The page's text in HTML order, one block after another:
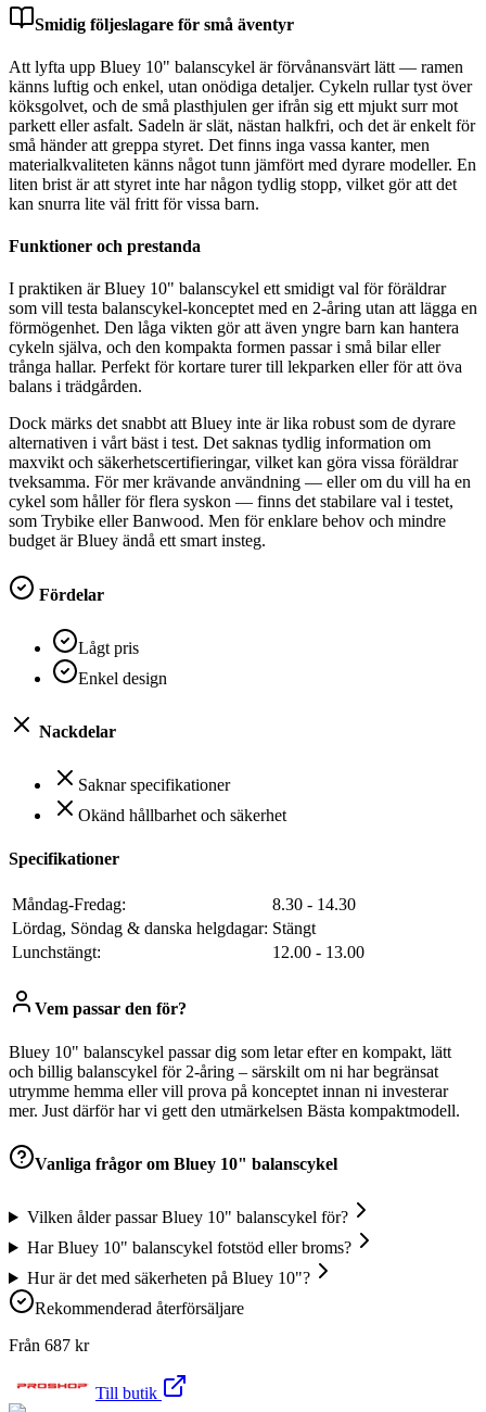
Smidig följeslagare för små äventyr
Att lyfta upp Bluey 10" balanscykel är förvånansvärt lätt — ramen
känns luftig och enkel, utan onödiga detaljer. Cykeln rullar tyst över
köksgolvet, och de små plasthjulen ger ifrån sig ett mjukt surr mot
parkett eller asfalt. Sadeln är slät, nästan halkfri, och det är enkelt för
små händer att greppa styret. Det finns inga vassa kanter, men
materialkvaliteten känns något tunn jämfört med dyrare modeller. En
liten brist är att styret inte har någon tydlig stopp, vilket gör att det
kan snurra lite väl fritt för vissa barn.
Funktioner och prestanda
I praktiken är Bluey 10" balanscykel ett smidigt val för föräldrar
som vill testa balanscykel-konceptet med en 2-åring utan att lägga en
förmögenhet. Den låga vikten gör att även yngre barn kan hantera
cykeln själva, och den kompakta formen passar i små bilar eller
trånga hallar. Perfekt för kortare turer till lekparken eller för att öva
balans i trädgården.
Dock märks det snabbt att Bluey inte är lika robust som de dyrare
alternativen i vårt bäst i test. Det saknas tydlig information om
maxvikt och säkerhetscertifieringar, vilket kan göra vissa föräldrar
tveksamma. För mer krävande användning — eller om du vill ha en
cykel som håller för flera syskon — finns det stabilare val i testet,
som Trybike eller Banwood. Men för enklare behov och mindre
budget är Bluey ändå ett smart insteg.
Fördelar
Lågt pris
Enkel design
Nackdelar
Saknar specifikationer
Okänd hållbarhet och säkerhet
Specifikationer
Måndag-Fredag:
8.30 - 14.30
Lördag, Söndag & danska helgdagar: Stängt
Lunchstängt:
12.00 - 13.00
Vem passar den för?
Bluey 10" balanscykel passar dig som letar efter en kompakt, lätt
och billig balanscykel för 2-åring – särskilt om ni har begränsat
utrymme hemma eller vill prova på konceptet innan ni investerar
mer. Just därför har vi gett den utmärkelsen Bästa kompaktmodell.
Vanliga frågor om Bluey 10" balanscykel
Vilken ålder passar Bluey 10" balanscykel för?
Har Bluey 10" balanscykel fotstöd eller broms?
Hur är det med säkerheten på Bluey 10"?
Rekommenderad återförsäljare
Från 687 kr
Till butik